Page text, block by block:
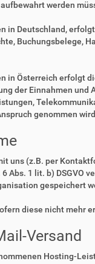
werden
in Deutschland,
Buchungsbelege,
in Österreich erfolgt
der Einnahmen und
genommen
uns (z.B. per
Abs. 1 lit. b) DSGVO
gespeichert
diese nicht mehr
Versand
Hosting-